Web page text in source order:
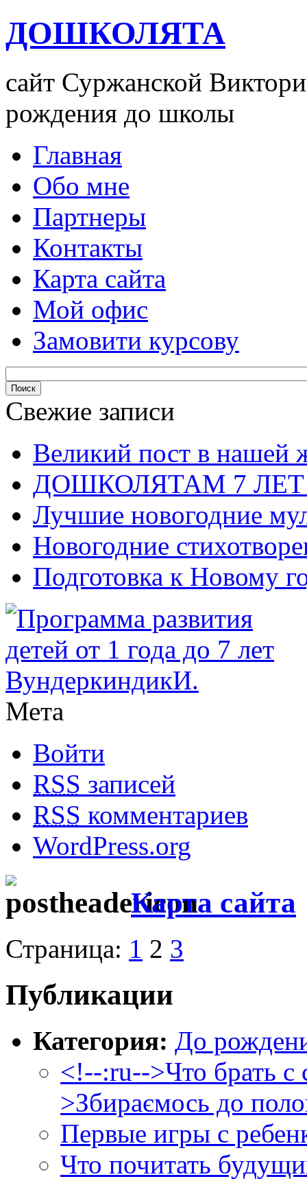
ДОШКОЛЯТА
сайт Суржанской
рождения до школы
Главная
Обо мне
Партнеры
Контакты
Карта сайта
Мой офис
Замовити курсову
Свежие записи
Великий пост в нашей
ДОШКОЛЯТАМ 7
Лучшие новогодние
Новогодние
Подготовка к Новому
Мета
Войти
RSS записей
RSS комментариев
WordPress.org
Карта сайта
Страница: 1 2 3
Публикации
Категория: До
<!--:ru-->Что брать
>Збираємось до
Первые игры с
Что почитать